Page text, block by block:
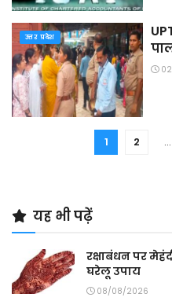
उत्तर प्रदेश
1 2 …
यह भी पढ़ें
रक्षाबंधन पर
घरेलू उपाय
08/08/2026